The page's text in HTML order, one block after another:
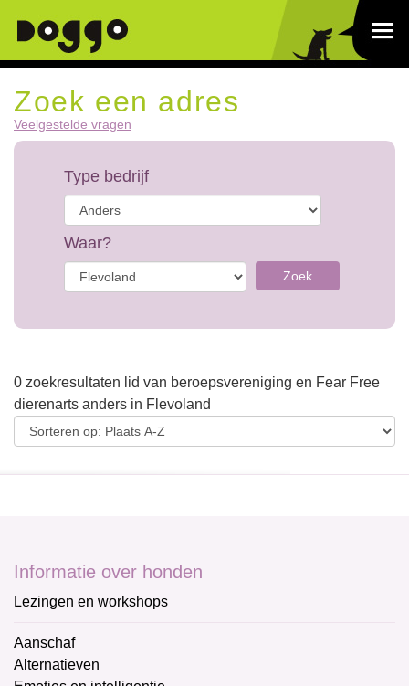
Zoek een adres
Veelgestelde vragen
Type bedrijf
Waar?
Zoek
0 zoekresultaten lid van beroepsvereniging en Fear Free
dierenarts anders in Flevoland
Informatie over honden
Lezingen en workshops
Aanschaf
Alternatieven